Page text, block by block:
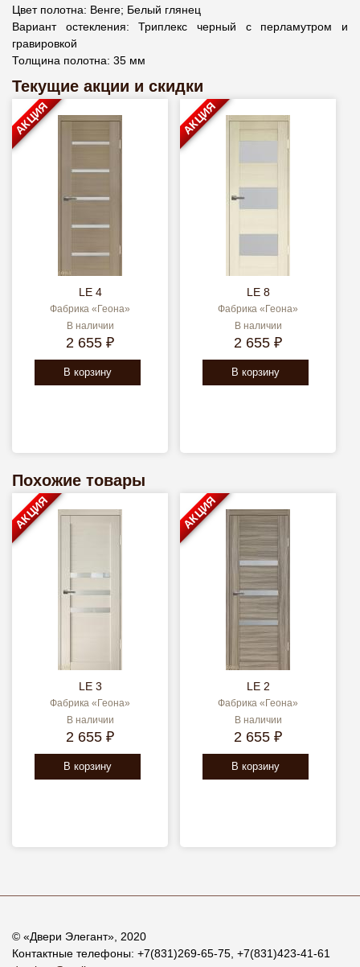
Цвет полотна: Венге; Белый глянец
Вариант остекления: Триплекс черный с перламутром и
гравировкой
Толщина полотна: 35 мм
Текущие акции и скидки
LE 4
Фабрика «Геона»
В наличии
2 655 ₽
В корзину
АКЦИЯ
LE 8
Фабрика «Геона»
В наличии
2 655 ₽
В корзину
АКЦИЯ
Похожие товары
LE 3
Фабрика «Геона»
В наличии
2 655 ₽
В корзину
АКЦИЯ
LE 2
Фабрика «Геона»
В наличии
2 655 ₽
В корзину
АКЦИЯ
© «Двери Элегант», 2020
Контактные телефоны: +7(831)269-65-75 +7(831)423-41-61